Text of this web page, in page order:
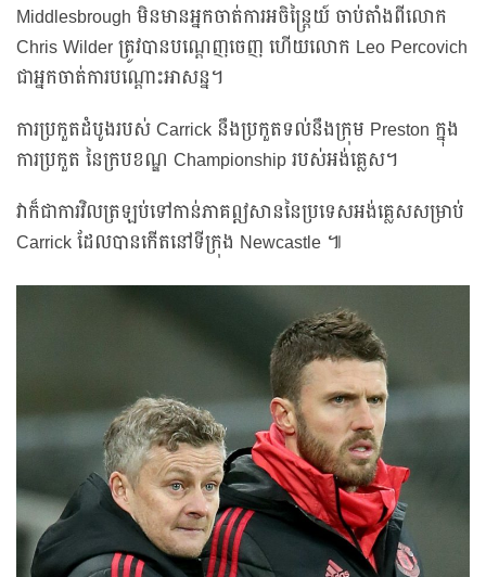
Middlesbrough មិនមានអ្នកចាត់ការអចិន្ត្រៃយ៍ ចាប់តាំងពីលោក
Chris Wilder ត្រូវបានបណ្តេញចេញ ហើយលោក Leo Percovich
ជាអ្នកចាត់ការបណ្តោះអាសន្ន។
ការប្រកួតដំបូងរបស់ Carrick នឹងប្រកួតទល់នឹងក្រុម Preston ក្នុង
ការប្រកួត នៃក្របខណ្ឌ Championship របស់អង់គ្លេស។
វាក៏ជាការវិលត្រឡប់ទៅកាន់ភាគឦសាននៃប្រទេសអង់គ្លេសសម្រាប់
Carrick ដែលបានកើតនៅទីក្រុង Newcastle ៕